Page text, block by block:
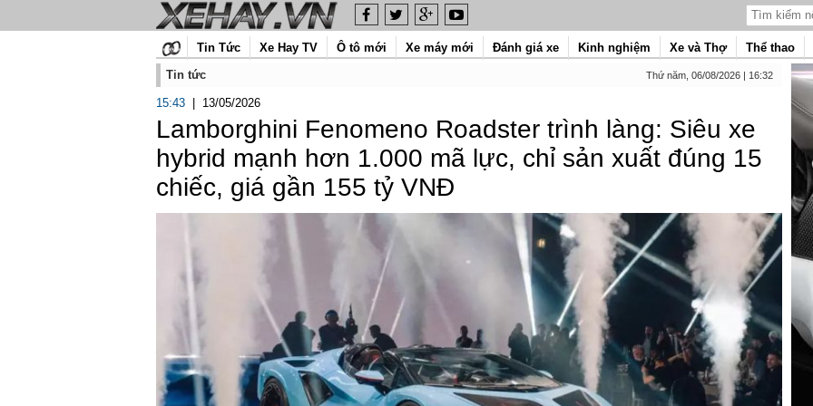
Tin Tức Xe Hay TV Ô tô mới Xe máy mới Đánh giá xe Kinh nghiệm Xe và Thợ Thể thao
Tin tức
Thứ năm, 06/08/2026 | 16:32
15:43 13/05/2026
Lamborghini Fenomeno Roadster trình làng: Siêu xe
hybrid mạnh hơn 1.000 mã lực, chỉ sản xuất đúng 15
chiếc, giá gần 155 tỷ VNĐ